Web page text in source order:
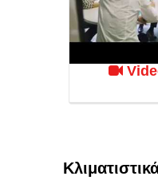
Ελέγχου
Μεταχειρισμένα